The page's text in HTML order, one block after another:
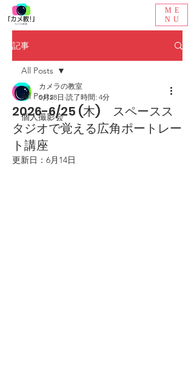
ME
NU
記事
All Posts
個人撮影会
All Posts
2026-6/25 (木) スペースス
タジオで覚える広角ポートレー
ト講座
カメラの教室
5月28日 読了時間: 4分
更新日： 6月14日